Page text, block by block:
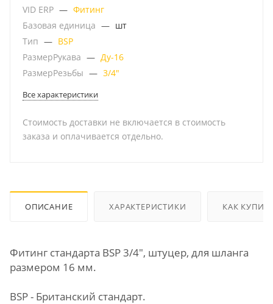
VID ERP — Фитинг
Базовая единица — шт
Тип — BSP
РазмерРукава — Ду-16
РазмерРезьбы — 3/4"
Все характеристики
Стоимость доставки не включается в стоимость
заказа и оплачивается отдельно.
ОПИСАНИЕ ХАРАКТЕРИСТИКИ КАК
Фитинг стандарта BSP 3/4", штуцер, для шланга
размером 16 мм.
BSP - Британский стандарт.